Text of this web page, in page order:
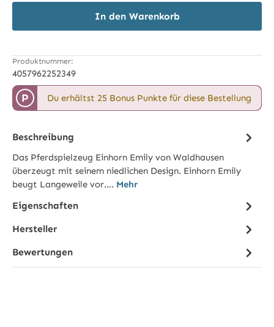
In den Warenkorb
Produktnummer:
4057962252349
P Du erhältst 25 Bonus Punkte für diese Bestellung
Beschreibung
Das Pferdspielzeug Einhorn Emily von Waldhausen
überzeugt mit seinem niedlichen Design. Einhorn Emily
beugt Langeweile vor.… Mehr
Eigenschaften
Hersteller
Bewertungen